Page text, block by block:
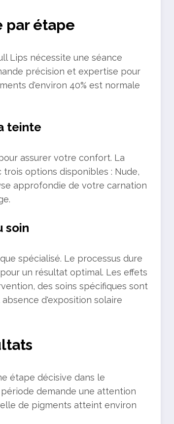
par étape
Lips nécessite une séance
précision et expertise pour
d'environ 40% est normale
teinte
assurer votre confort. La
options disponibles : Nude,
approfondie de votre carnation
soin
spécialisé. Le processus dure
un résultat optimal. Les effets
des soins spécifiques sont
d'exposition solaire
étape décisive dans le
demande une attention
de pigments atteint environ